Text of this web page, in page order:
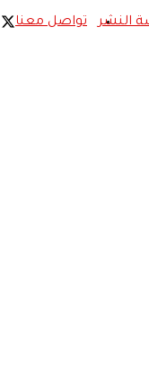
النشر تواصل معنا